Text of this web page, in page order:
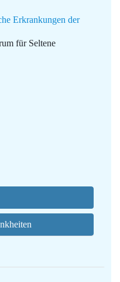
Erkrankungen der
für Seltene